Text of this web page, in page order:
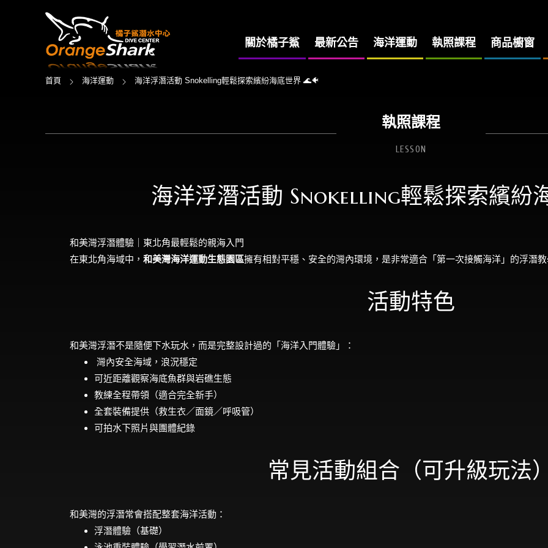
關於橘子鯊 最新公告 海洋運動 執照課程 商品櫥窗
首頁 海洋運動 海洋浮潛活動 Snokelling輕鬆探索繽紛海底世界 🌊🐠
執照課程
LESSON
海洋浮潛活動 Snokelling輕鬆探索繽紛
和美灣浮潛體驗｜東北角最輕鬆的親海入門
在東北角海域中， 和美灣海洋運動生態園區擁有相對平穩、安全的灣內環境，是非常適合「第一次接觸海洋」的浮潛
活動特色
和美灣浮潛不是隨便下水玩水，而是完整設計過的「海洋入門體驗」：
灣內安全海域，浪況穩定
可近距離觀察海底魚群與岩礁生態
教練全程帶領（適合完全新手）
全套裝備提供（救生衣／面鏡／呼吸管）
可拍水下照片與團體紀錄
常見活動組合（可升級玩法
和美灣的浮潛常會搭配整套海洋活動：
浮潛體驗（基礎）